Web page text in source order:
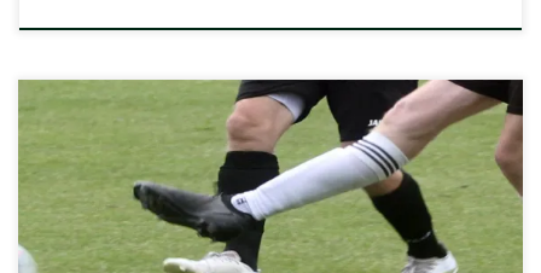
Während die Jugendmannschaften das feuchte Geläuf
der Sportplätze bereits gegen das Hallenparkett
eingetauscht haben, muss unsere Erste am kommenden
Sonntag noch zu einem Nachholspiel antreten: Sonntag,
23. November 2025 14.30 Uhr in Wickenrode Senioren: VfR